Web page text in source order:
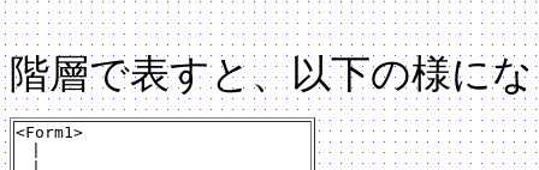
階層で表すと、以下の様に
<Form1>